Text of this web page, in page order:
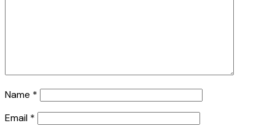
Name *
Email *